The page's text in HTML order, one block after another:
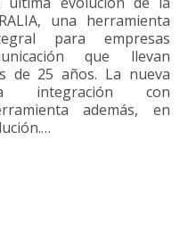
una herramienta
para empresas
que llevan
de 25 años. La nueva
integración con
además, en